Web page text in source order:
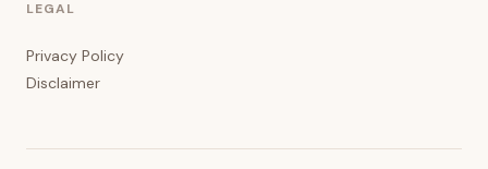
LEGAL
Privacy Policy
Disclaimer